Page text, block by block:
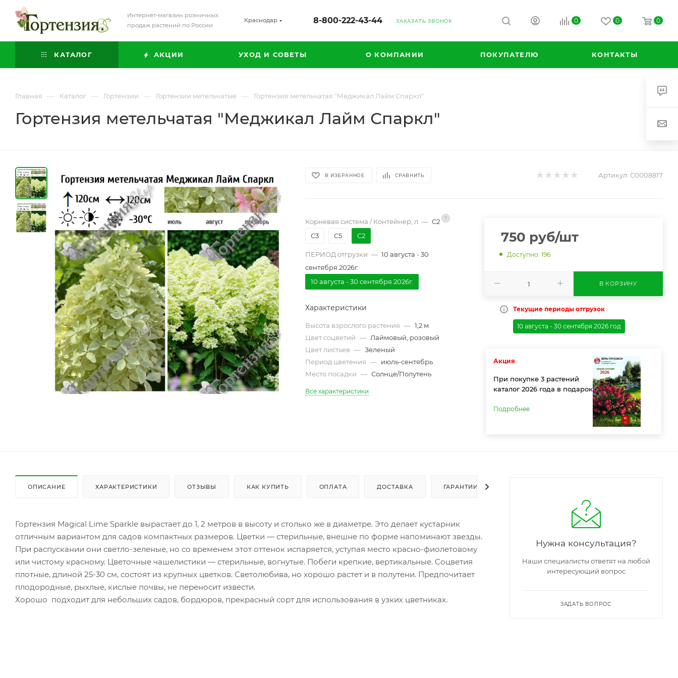
Интернет-магазин розничных
продаж растений по России
Краснодар 8-800-222-43-44 ЗАКАЗАТЬ ЗВОНОК 0 0 0
КАТАЛОГ АКЦИИ УХОД И СОВЕТЫ О КОМПАНИИ ПОКУПАТЕЛЮ КОНТАКТЫ
Главная — Каталог — Гортензии — Гортензии метельчатые — Гортензия метельчатая "Меджикал Лайм Спаркл"
Гортензия метельчатая "Меджикал Лайм Спаркл"
В ИЗБРАННОЕ СРАВНИТЬ Артикул: С0008817
Корневая система / Контейнер, л — С2 ?
С3 С5 С2
ПЕРИОД отгрузки — 10 августа - 30
сентября 2026г.
10 августа - 30 сентября 2026г.
Характеристики
Высота взрослого растения — 1,2 м
Цвет соцветий — Лаймовый, розовый
Цвет листьев — Зеленый
Период цветения — июль-сентябрь
Место посадки — Солнце/Полутень
Все характеристики
750 руб/шт
Доступно: 196
В КОРЗИНУ
Текущие периоды отгрузок
10 августа - 30 сентября 2026 год
Акция
При покупке 3 растений
каталог 2026 года в подарок
Подробнее
ОПИСАНИЕ ХАРАКТЕРИСТИКИ ОТЗЫВЫ КАК КУПИТЬ ОПЛАТА ДОСТАВКА ГАРАНТИИ
Гортензия Magical Lime Sparkle вырастает до 1, 2 метров в высоту и столько же в диаметре. Это делает кустарник
отличным вариантом для садов компактных размеров. Цветки — стерильные, внешне по форме напоминают звезды.
При распускании они светло-зеленые, но со временем этот оттенок испаряется, уступая место красно-фиолетовому
или чистому красному. Цветочные чашелистики — стерильные, вогнутые. Побеги крепкие, вертикальные. Соцветия
плотные, длиной 25-30 см, состоят из крупных цветков. Светолюбива, но хорошо растет и в полутени. Предпочитает
плодородные, рыхлые, кислые почвы, не переносит извести.
Хорошо подходит для небольших садов, бордюров, прекрасный сорт для использования в узких цветниках.
Нужна консультация?
Наши специалисты ответят на любой
интересующий вопрос
ЗАДАТЬ ВОПРОС